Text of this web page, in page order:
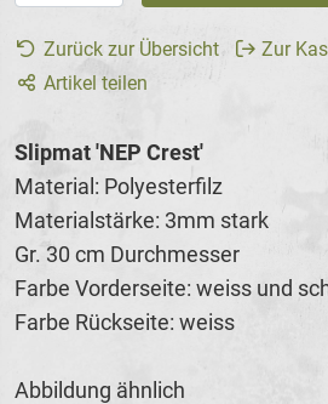
Zurück zur Übersicht
Zur
Artikel teilen
Slipmat 'NEP Crest'
Material: Polyesterfilz
Materialstärke: 3mm stark
Gr. 30 cm Durchmesser
Farbe Vorderseite: weiss und
Farbe Rückseite: weiss
Abbildung ähnlich